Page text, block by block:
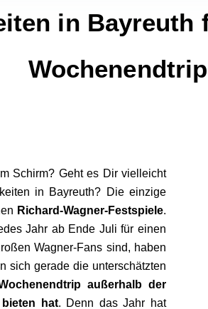
in Bayreuth
Wochenendtrip
Schirm? Geht es Dir vielleicht
in Bayreuth? Die einzige
Richard-Wagner-Festspiele.
Jahr ab Ende Juli für einen
Wagner-Fans sind, haben
sich gerade die unterschätzten
außerhalb der
hat. Denn das Jahr hat